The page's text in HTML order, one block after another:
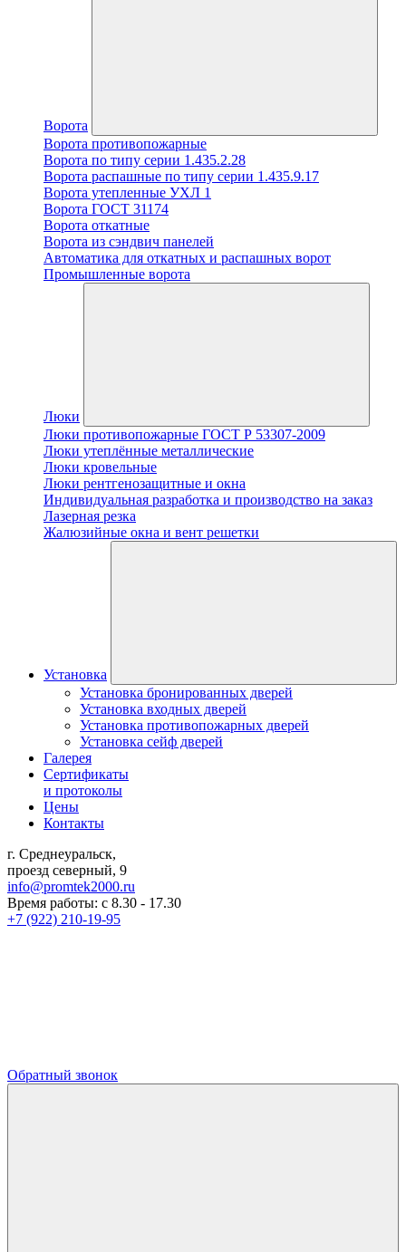
Ворота
Ворота противопожарные
Ворота по типу серии 1.435.2.28
Ворота распашные по типу серии 1.435.9.17
Ворота утепленные УХЛ 1
Ворота ГОСТ 31174
Ворота откатные
Ворота из сэндвич панелей
Автоматика для откатных и распашных ворот
Промышленные ворота
Люки
Люки противопожарные ГОСТ Р 53307-2009
Люки утеплённые металлические
Люки кровельные
Люки рентгенозащитные и окна
Индивидуальная разработка и производство на заказ
Лазерная резка
Жалюзийные окна и вент решетки
Установка
Установка бронированных дверей
Установка входных дверей
Установка противопожарных дверей
Установка сейф дверей
Галерея
Сертификаты
и протоколы
Цены
Контакты
г. Среднеуральск,
проезд северный, 9
info@promtek2000.ru
Время работы: с 8.30 - 17.30
+7 (922) 210-19-95
Обратный звонок